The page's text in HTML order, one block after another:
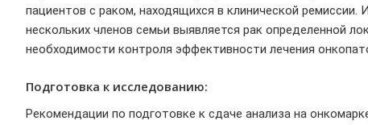
пациентов с раком, находящихся в клинической ремиссии.
нескольких членов семьи выявляется рак определенной
необходимости контроля эффективности лечения
Подготовка к исследованию:
Рекомендации по подготовке к сдаче анализа на